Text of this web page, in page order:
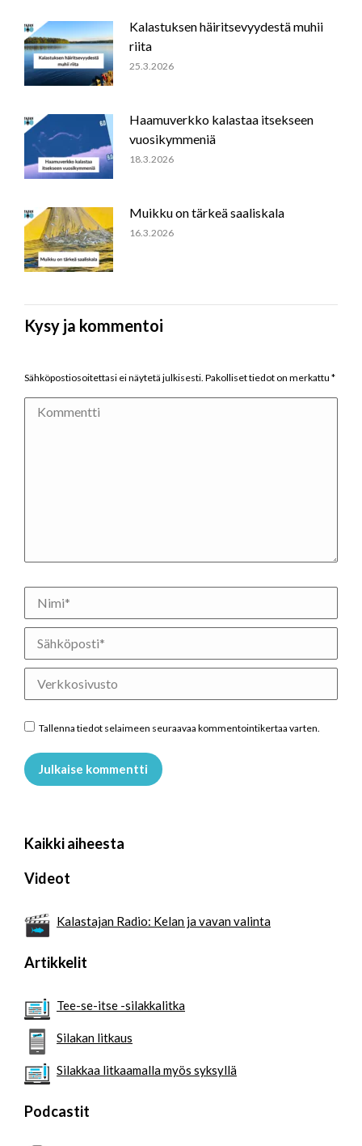
Kalastuksen häiritsevyydestä muhii
riita
25.3.2026
Haamuverkko kalastaa itsekseen
vuosikymmeniä
18.3.2026
Muikku on tärkeä saaliskala
16.3.2026
Kysy ja kommentoi
Sähköpostiosoitettasi ei näytetä julkisesti. Pakolliset tiedot on merkattu *
Kommentti
Nimi *
Sähköposti *
Verkkosivusto
Tallenna tiedot selaimeen seuraavaa kommentointikertaa varten.
Julkaise kommentti
Kaikki aiheesta
Videot
Kalastajan Radio: Kelan ja vavan valinta
Artikkelit
Tee-se-itse -silakkalitka
Silakan litkaus
Silakkaa litkaamalla myös syksyllä
Podcastit